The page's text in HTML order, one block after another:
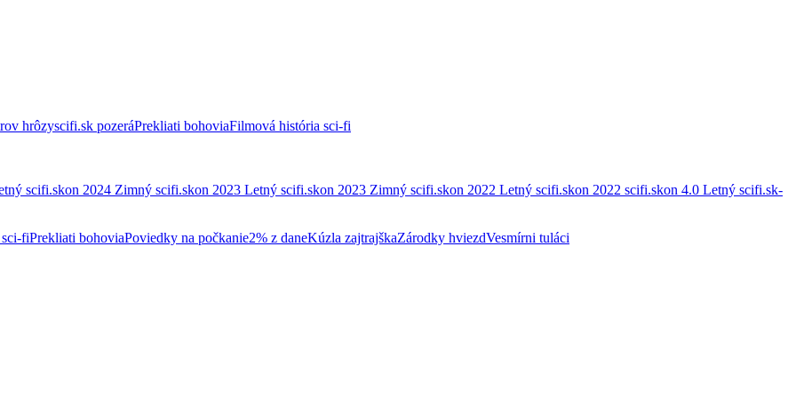
hrôzyscifi.sk pozeráPrekliati bohoviaFilmová história sci-fi
scifi.skon 2024 Zimný scifi.skon 2023 Letný scifi.skon 2023 Zimný scifi.skon 2022 Letný scifi.skon 2022 scifi.skon 4.0 Letný scifi.sk-
fiPrekliati bohoviaPoviedky na počkanie2% z daneKúzla zajtrajškaZárodky hviezdVesmírni tuláci